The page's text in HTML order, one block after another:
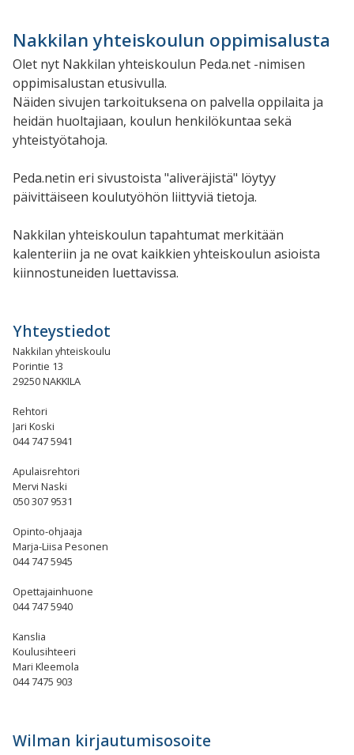
Nakkilan yhteiskoulun oppimisalusta
Olet nyt Nakkilan yhteiskoulun Peda.net -nimisen
oppimisalustan etusivulla.
Näiden sivujen tarkoituksena on palvella oppilaita ja
heidän huoltajiaan, koulun henkilökuntaa sekä
yhteistyötahoja.
Peda.netin eri sivustoista "aliveräjistä" löytyy
päivittäiseen koulutyöhön liittyviä tietoja.
Nakkilan yhteiskoulun tapahtumat merkitään
kalenteriin ja ne ovat kaikkien yhteiskoulun asioista
kiinnostuneiden luettavissa.
Yhteystiedot
Nakkilan yhteiskoulu
Porintie 13
29250 NAKKILA
Rehtori
Jari Koski
044 747 5941
Apulaisrehtori
Mervi Naski
050 307 9531
Opinto-ohjaaja
Marja-Liisa Pesonen
044 747 5945
Opettajainhuone
044 747 5940
Kanslia
Koulusihteeri
Mari Kleemola
044 7475 903
Wilman kirjautumisosoite